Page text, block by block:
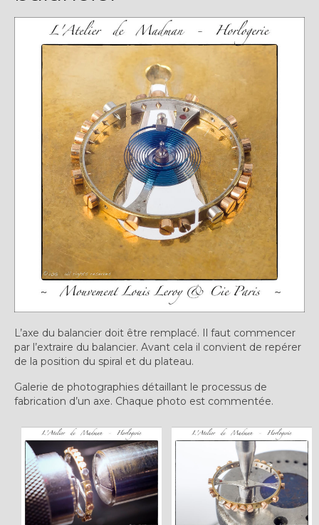
L’axe du balancier doit être remplacé. Il faut commencer
par l’extraire du balancier. Avant cela il convient de repérer
de la position du spiral et du plateau.
Galerie de photographies détaillant le processus de
fabrication d’un axe. Chaque photo est commentée.